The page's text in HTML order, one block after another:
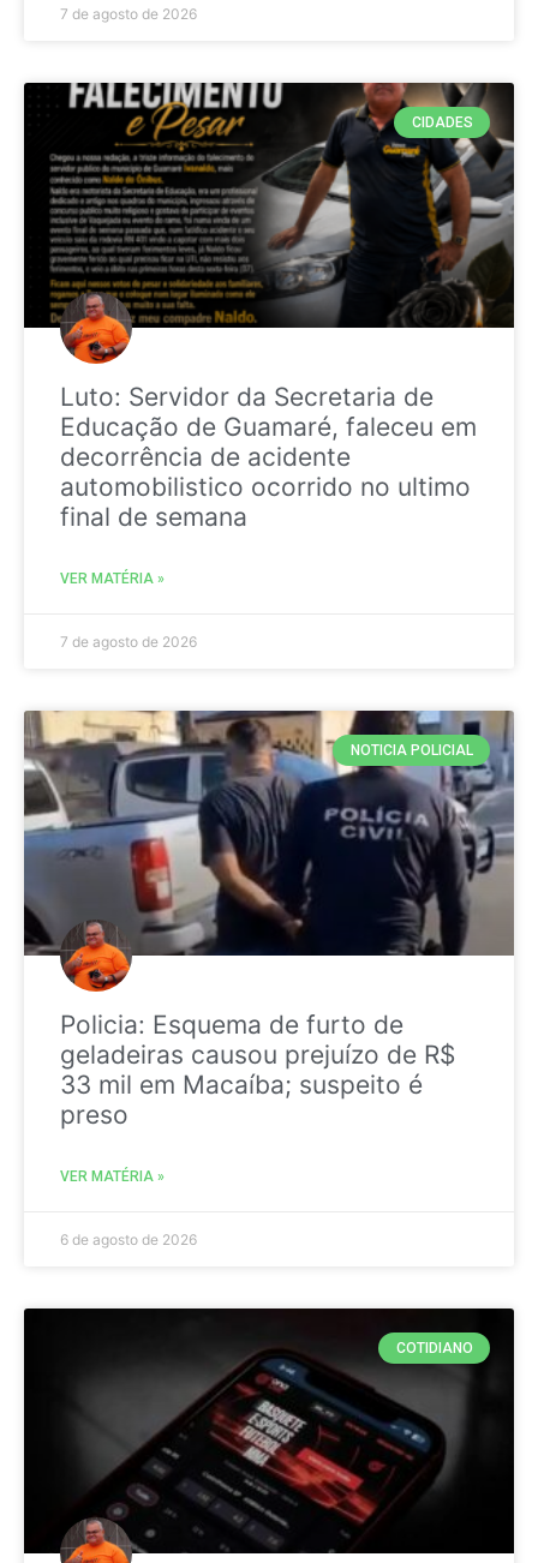
7 de agosto de 2026
CIDADES
Luto: Servidor da Secretaria de
Educação de Guamaré, faleceu em
decorrência de acidente
automobilistico ocorrido no ultimo
final de semana
VER MATÉRIA »
7 de agosto de 2026
NOTICIA POLICIAL
Policia: Esquema de furto de
geladeiras causou prejuízo de R$
33 mil em Macaíba; suspeito é
preso
VER MATÉRIA »
6 de agosto de 2026
COTIDIANO